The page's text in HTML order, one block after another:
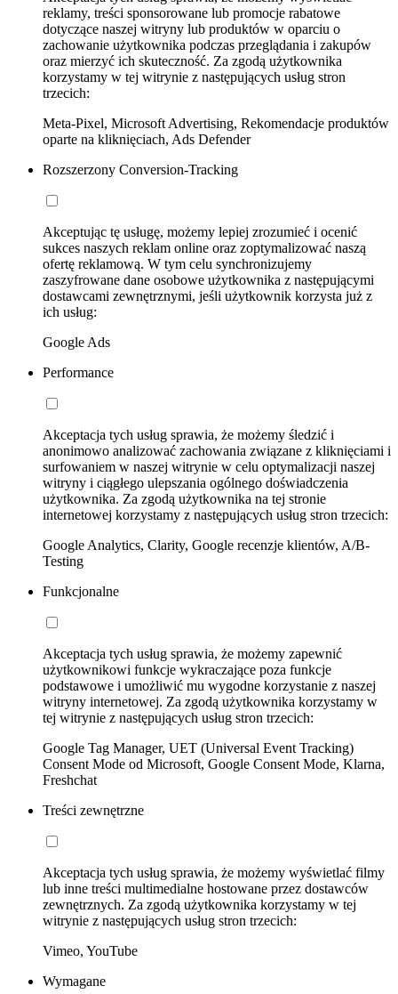
reklamy, treści sponsorowane lub promocje rabatowe
dotyczące naszej witryny lub produktów w oparciu o
zachowanie użytkownika podczas przeglądania i zakupów
oraz mierzyć ich skuteczność. Za zgodą użytkownika
korzystamy w tej witrynie z następujących usług stron
trzecich:
Meta-Pixel, Microsoft Advertising, Rekomendacje produktów
oparte na kliknięciach, Ads Defender
Rozszerzony Conversion-Tracking
Akceptując tę usługę, możemy lepiej zrozumieć i ocenić
sukces naszych reklam online oraz zoptymalizować naszą
ofertę reklamową. W tym celu synchronizujemy
zaszyfrowane dane osobowe użytkownika z następującymi
dostawcami zewnętrznymi, jeśli użytkownik korzysta już z
ich usług:
Google Ads
Performance
Akceptacja tych usług sprawia, że możemy śledzić i
anonimowo analizować zachowania związane z kliknięciami i
surfowaniem w naszej witrynie w celu optymalizacji naszej
witryny i ciągłego ulepszania ogólnego doświadczenia
użytkownika. Za zgodą użytkownika na tej stronie
internetowej korzystamy z następujących usług stron trzecich:
Google Analytics, Clarity, Google recenzje klientów, A/B-
Testing
Funkcjonalne
Akceptacja tych usług sprawia, że możemy zapewnić
użytkownikowi funkcje wykraczające poza funkcje
podstawowe i umożliwić mu wygodne korzystanie z naszej
witryny internetowej. Za zgodą użytkownika korzystamy w
tej witrynie z następujących usług stron trzecich:
Google Tag Manager, UET (Universal Event Tracking)
Consent Mode od Microsoft, Google Consent Mode, Klarna,
Freshchat
Treści zewnętrzne
Akceptacja tych usług sprawia, że możemy wyświetlać filmy
lub inne treści multimedialne hostowane przez dostawców
zewnętrznych. Za zgodą użytkownika korzystamy w tej
witrynie z następujących usług stron trzecich:
Vimeo, YouTube
Wymagane